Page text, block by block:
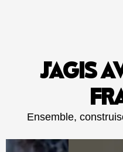
J'AGIS
Ensemble,